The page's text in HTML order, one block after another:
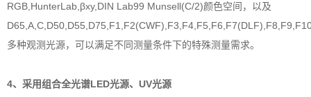
RGB,HunterLab,βxy,DIN Lab99 Munsell(C/2)颜色空间，以及
多种观测光源，可以满足不同测量条件下的特殊测量需求。
4、采用组合全光谱LED光源、UV光源